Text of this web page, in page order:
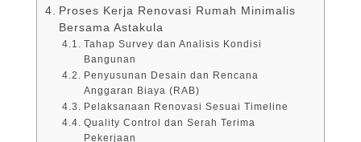
Proses Kerja Renovasi Rumah Minimalis
Bersama Astakula
Tahap Survey dan Analisis Kondisi
Bangunan
Penyusunan Desain dan Rencana
Anggaran Biaya (RAB)
Pelaksanaan Renovasi Sesuai Timeline
Quality Control dan Serah Terima
Pekerjaan